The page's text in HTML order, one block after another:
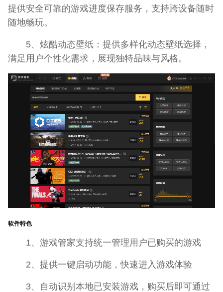
提供安全可靠的游戏进度保存服务，支持跨设备随时
随地畅玩。
5、炫酷动态壁纸：提供多样化动态壁纸选择，
满足用户个性化需求，展现独特品味与风格。
软件特色
1、游戏管家支持统一管理用户已购买的游戏
2、提供一键启动功能，快速进入游戏体验
3、自动识别本地已安装游戏，购买后即可通过